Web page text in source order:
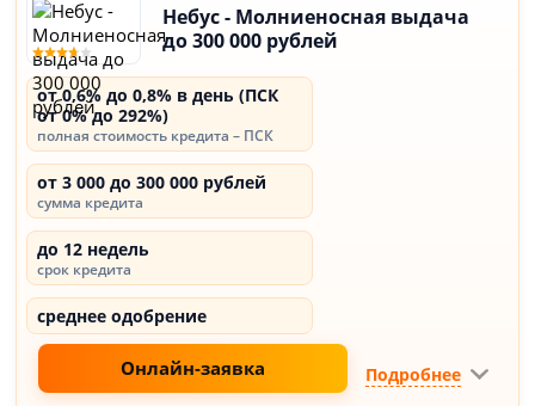
Небус - Молниеносная выдача
до 300 000 рублей
от 0,6% до 0,8% в день (ПСК
от 0% до 292%)
полная стоимость кредита – ПСК
от 3 000 до 300 000 рублей
сумма кредита
до 12 недель
срок кредита
среднее одобрение
Онлайн-заявка Подробнее